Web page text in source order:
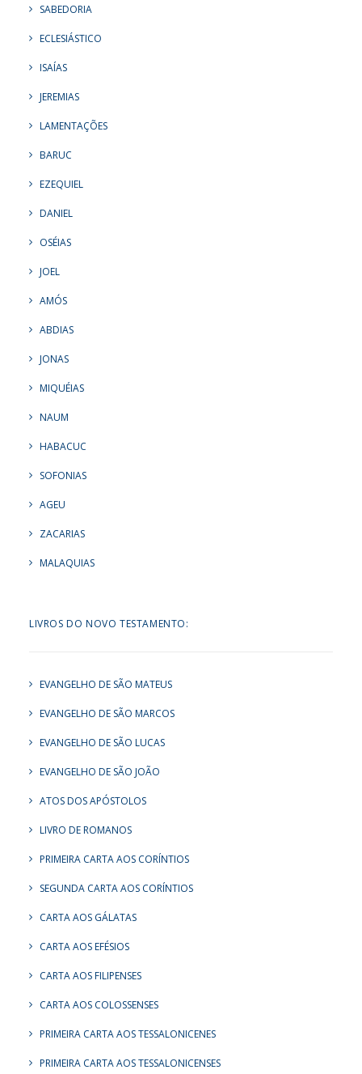
SABEDORIA
ECLESIÁSTICO
ISAÍAS
JEREMIAS
LAMENTAÇÕES
BARUC
EZEQUIEL
DANIEL
OSÉIAS
JOEL
AMÓS
ABDIAS
JONAS
MIQUÉIAS
NAUM
HABACUC
SOFONIAS
AGEU
ZACARIAS
MALAQUIAS
LIVROS DO NOVO TESTAMENTO:
EVANGELHO DE SÃO MATEUS
EVANGELHO DE SÃO MARCOS
EVANGELHO DE SÃO LUCAS
EVANGELHO DE SÃO JOÃO
ATOS DOS APÓSTOLOS
LIVRO DE ROMANOS
PRIMEIRA CARTA AOS CORÍNTIOS
SEGUNDA CARTA AOS CORÍNTIOS
CARTA AOS GÁLATAS
CARTA AOS EFÉSIOS
CARTA AOS FILIPENSES
CARTA AOS COLOSSENSES
PRIMEIRA CARTA AOS TESSALONICENES
PRIMEIRA CARTA AOS TESSALONICENSES